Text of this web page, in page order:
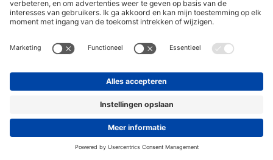
voorkomen én zodat […]
08/03/2022